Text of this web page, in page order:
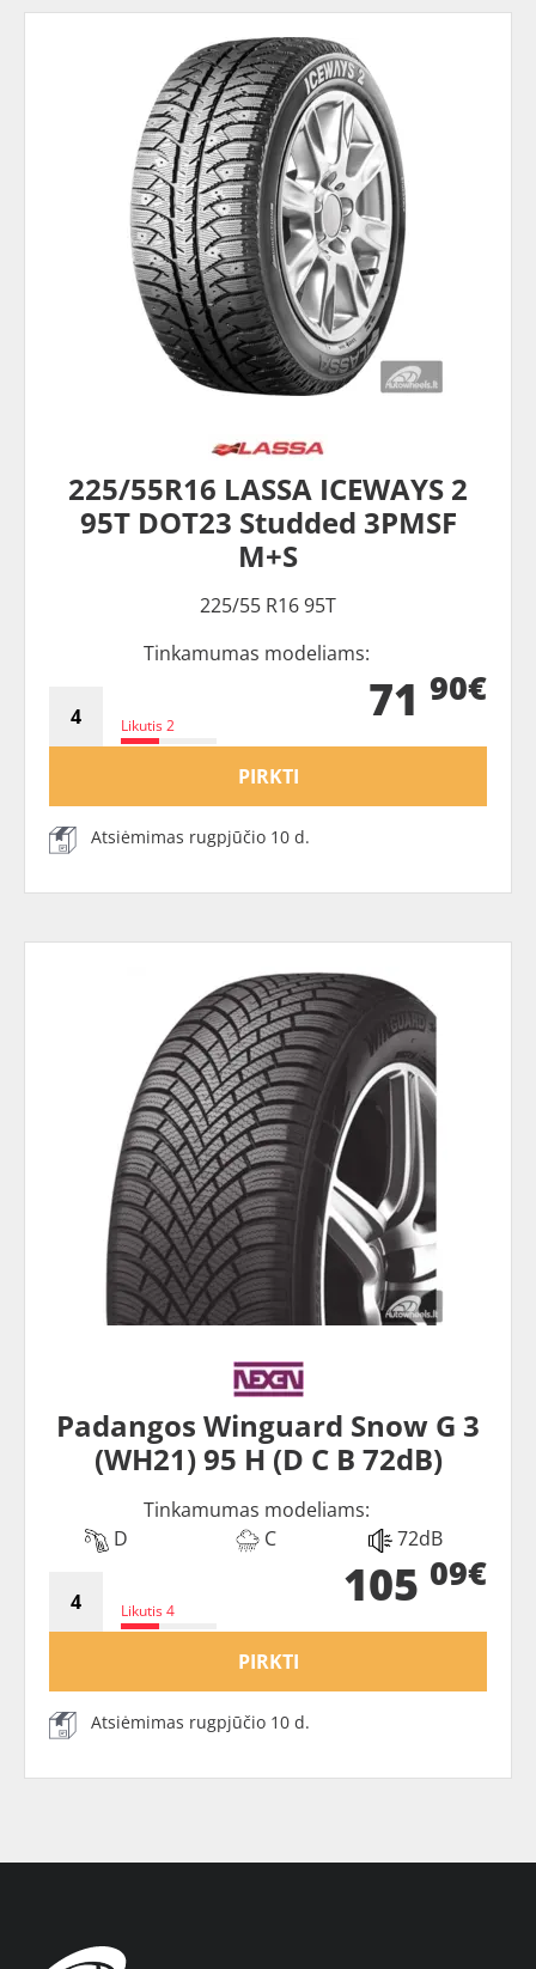
225/55R16 LASSA ICEWAYS 2
95T DOT23 Studded 3PMSF
M+S
225/55 R16 95T
Tinkamumas modeliams:
Likutis 2 71 90€
PIRKTI
Atsiėmimas rugpjūčio 10 d.
Padangos Winguard Snow G 3
(WH21) 95 H (D C B 72dB)
Tinkamumas modeliams:
D
C 72dB
Likutis 4 105 09€
PIRKTI
Atsiėmimas rugpjūčio 10 d.